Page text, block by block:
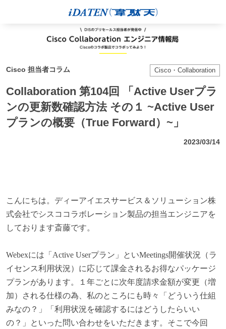
Cisco 担当者コラム Cisco・Collaboration
Collaboration 第104回 「Active Userプラ
ンの更新数確認方法 その１ ~Active User
プランの概要（True Forward）~」
2023/03/14
こんにちは。ディーアイエスサービス＆ソリューション株
式会社でシスココラボレーション製品の担当エンジニアを
しております斎藤です。
Webexには「Active Userプラン」といMeetings開催状況（ラ
イセンス利用状況）に応じて課金されるお得なパッケージ
プランがあります。１年ごとに次年度請求金額が変更（増
加）される仕様の為、私のところにも時々「どういう仕組
みなの？」「利用状況を確認するにはどうしたらいい
の？」といった問い合わせをいただきます。そこで今回